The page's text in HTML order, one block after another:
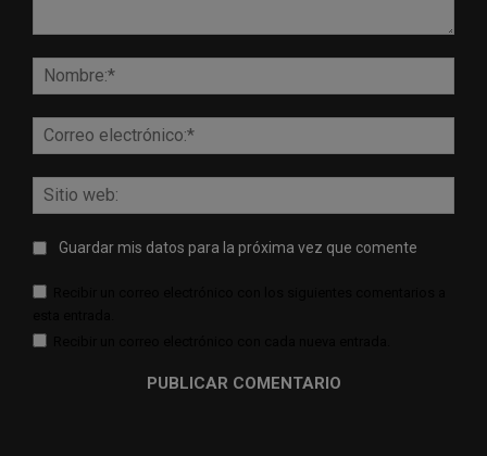
Guardar mis datos para la próxima vez que comente